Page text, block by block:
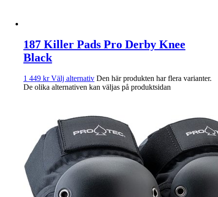
187 Killer Pads Pro Derby Knee
Black
1 449 kr Välj alternativ Den här produkten har flera varianter.
De olika alternativen kan väljas på produktsidan